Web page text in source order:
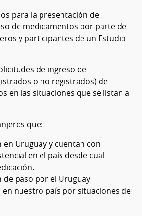
para la presentación de
de medicamentos por parte de
y participantes de un Estudio
de ingreso de
o no registrados) de
en las situaciones que se listan a
que:
en Uruguay y cuentan con
en el país desde cual
de paso por el Uruguay
en nuestro país por situaciones de